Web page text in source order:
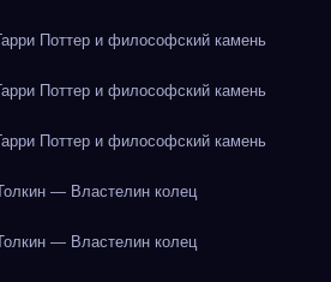
Поттер и философский камень
Поттер и философский камень
Поттер и философский камень
— Властелин колец
— Властелин колец